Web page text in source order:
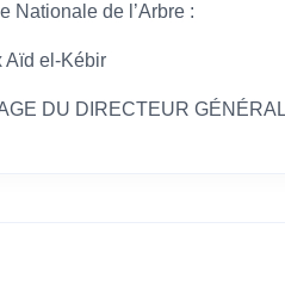
Nationale de l’Arbre :
Aïd el-Kébir
DU DIRECTEUR GÉNÉRAL